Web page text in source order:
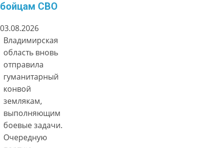
бойцам СВО
03.08.2026
Владимирская
область вновь
отправила
гуманитарный
конвой
землякам,
выполняющим
боевые задачи.
Очередную